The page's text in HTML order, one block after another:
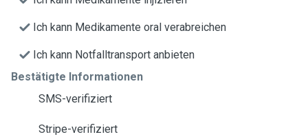
Ich kann Medikamente oral verabreichen
Ich kann Notfalltransport anbieten
Bestätigte Informationen
SMS-verifiziert
Stripe-verifiziert